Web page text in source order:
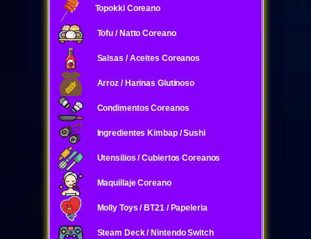
Topokki Coreano
Tofu / Natto Coreano
Salsas / Aceites Coreanos
Arroz / Harinas Glutinoso
Condimentos Coreanos
Ingredientes Kimbap / Sushi
Utensilios / Cubiertos Coreanos
Maquillaje Coreano
Molly Toys / BT21 / Papeleria
Steam Deck / Nintendo Switch